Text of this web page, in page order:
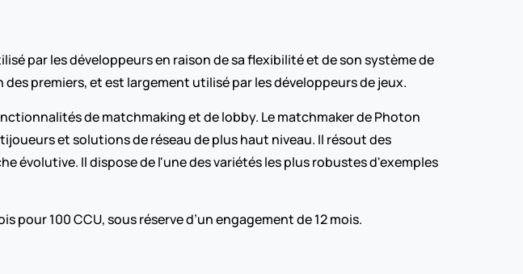
par les développeurs en raison de sa flexibilité et de son système de
premiers, et est largement utilisé par les développeurs de jeux.
de matchmaking et de lobby. Le matchmaker de Photon
et solutions de réseau de plus haut niveau. Il résout des
évolutive. Il dispose de l'une des variétés les plus robustes d'exemples
pour 100 CCU, sous réserve d’un engagement de 12 mois.